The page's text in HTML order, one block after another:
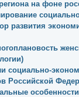
на фоне
развития
социально-
Российской
особенности